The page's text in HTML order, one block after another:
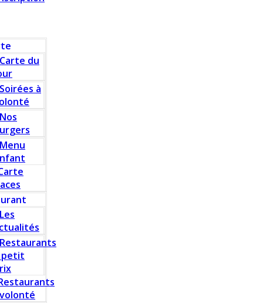
Carte du
Soirées à
Nos
Menu
Les
Restaurants
petit